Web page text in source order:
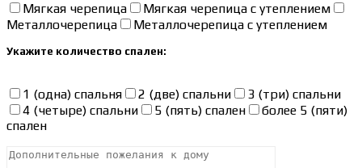
Мягкая черепица
Мягкая черепица с утеплением
Металлочерепица
Металлочерепица с утеплением
Укажите количество спален:
1 (одна) спальня 2 (две) спальни
3 (три) спальни
4 (четыре) спальни
5 (пять) спален
более 5 (пяти)
спален